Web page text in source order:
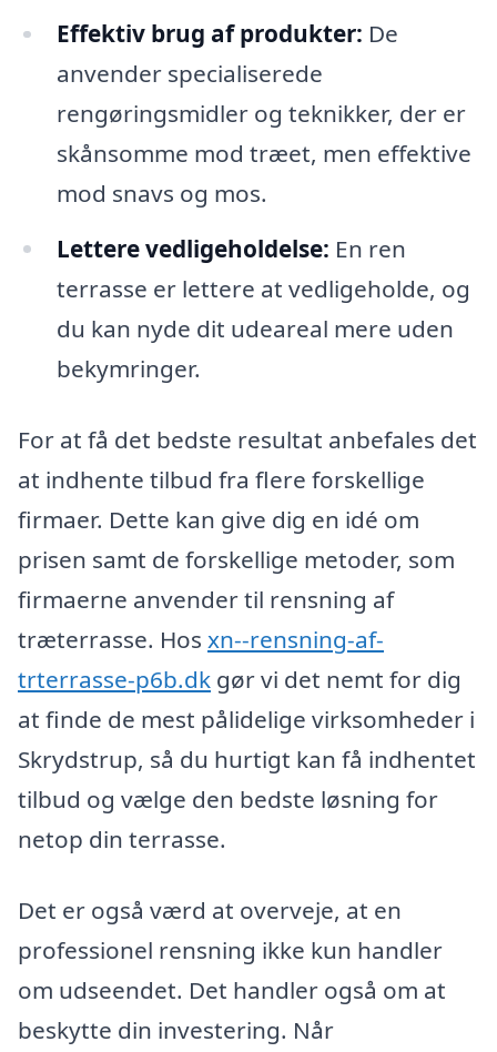
Effektiv brug af produkter: De
anvender specialiserede
rengøringsmidler og teknikker, der er
skånsomme mod træet, men effektive
mod snavs og mos.
Lettere vedligeholdelse: En ren
terrasse er lettere at vedligeholde, og
du kan nyde dit udeareal mere uden
bekymringer.
For at få det bedste resultat anbefales det
at indhente tilbud fra flere forskellige
firmaer. Dette kan give dig en idé om
prisen samt de forskellige metoder, som
firmaerne anvender til rensning af
træterrasse. Hos xn--rensning-af-
trterrasse-p6b.dk gør vi det nemt for dig
at finde de mest pålidelige virksomheder i
Skrydstrup, så du hurtigt kan få indhentet
tilbud og vælge den bedste løsning for
netop din terrasse.
Det er også værd at overveje, at en
professionel rensning ikke kun handler
om udseendet. Det handler også om at
beskytte din investering. Når